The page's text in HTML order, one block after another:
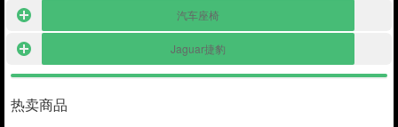
汽车座椅
Jaguar捷豹
热卖商品